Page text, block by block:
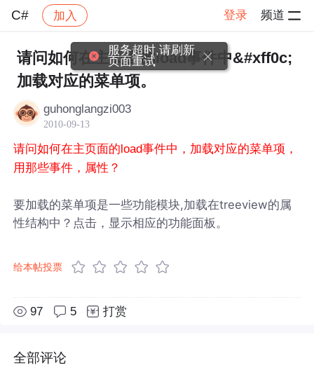
C# 加入 登录 频道
社区 C# 帖子详情
请问如何在主页面的load事件中&#xff0c;
加载对应的菜单项。
guhonglangzi003
2010-09-13
请问如何在主页面的load事件中，加载对应的菜单项，
用那些事件，属性？
要加载的菜单项是一些功能模块,加载在treeview的属
性结构中？点击，显示相应的功能面板。
给本帖投票
97 5 打赏
全部评论
服务超时,请刷新
页面重试